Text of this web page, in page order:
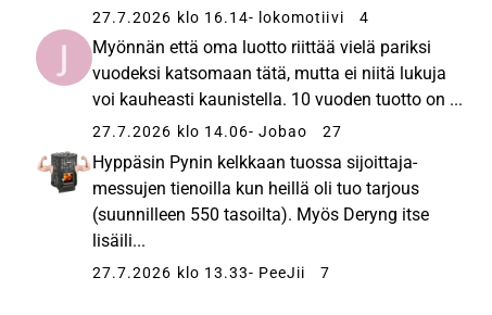
27.7.2026 klo 16.14- lokomotiivi 4
Myönnän että oma luotto riittää vielä pariksi
vuodeksi katsomaan tätä, mutta ei niitä lukuja
voi kauheasti kaunistella. 10 vuoden tuotto on ...
27.7.2026 klo 14.06- Jobao 27
Hyppäsin Pynin kelkkaan tuossa sijoittaja-
messujen tienoilla kun heillä oli tuo tarjous
(suunnilleen 550 tasoilta). Myös Deryng itse
lisäili...
27.7.2026 klo 13.33- PeeJii 7